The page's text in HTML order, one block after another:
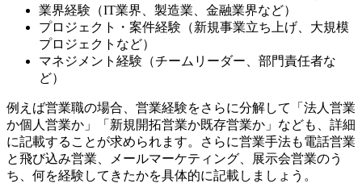
業界経験（IT業界、製造業、金融業界など）
プロジェクト・案件経験（新規事業立ち上げ、大規模
プロジェクトなど）
マネジメント経験（チームリーダー、部門責任者な
ど）
例えば営業職の場合、営業経験をさらに分解して「法人営業
か個人営業か」「新規開拓営業か既存営業か」なども、詳細
に記載することが求められます。さらに営業手法も電話営業
と飛び込み営業、メールマーケティング、展示会営業のう
ち、何を経験してきたかを具体的に記載しましょう。